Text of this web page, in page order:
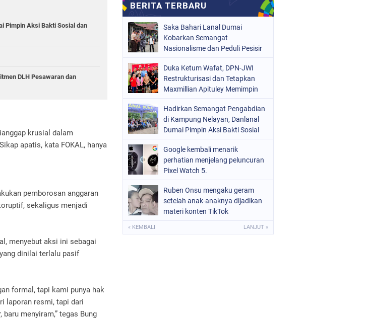
Pimpin Aksi Bakti Sosial dan
DLH Pesawaran dan
krusial dalam
apatis, kata FOKAL, hanya
pemborosan anggaran
sekaligus menjadi
menyebut aksi ini sebagai
dinilai terlalu pasif
formal, tapi kami punya hak
laporan resmi, tapi dari
menyiram,” tegas Bung
Saka Bahari Lanal Dumai
Kobarkan Semangat
Nasionalisme dan Peduli Pesisir
Duka Ketum Wafat, DPN-JWI
Restrukturisasi dan Tetapkan
Maxmillian Apituley Memimpin
Hadirkan Semangat Pengabdian
di Kampung Nelayan, Danlanal
Dumai Pimpin Aksi Bakti Sosial
Google kembali menarik
perhatian menjelang peluncuran
Pixel Watch 5.
Ruben Onsu mengaku geram
setelah anak-anaknya dijadikan
materi konten TikTok
« KEMBALI LANJUT »